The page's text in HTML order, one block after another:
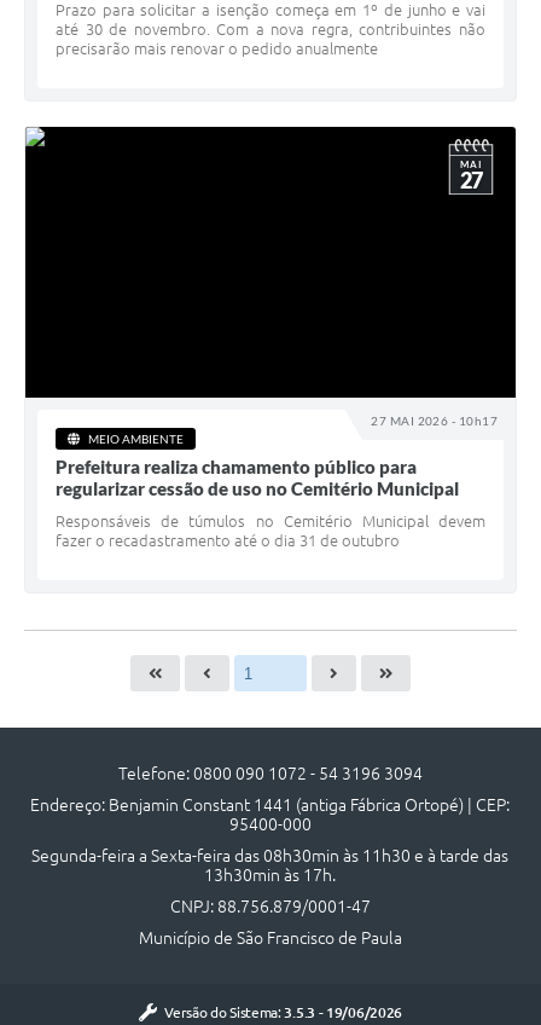
Prazo para solicitar a isenção começa em 1º de junho e vai
até 30 de novembro. Com a nova regra, contribuintes não
precisarão mais renovar o pedido anualmente
27 MAI 2026 - 10h17
MAI
27
MEIO AMBIENTE
Prefeitura realiza chamamento público para
regularizar cessão de uso no Cemitério Municipal
Responsáveis de túmulos no Cemitério Municipal devem
fazer o recadastramento até o dia 31 de outubro
Telefone: 0800 090 1072 - 54 3196 3094
Endereço: Benjamin Constant 1441 (antiga Fábrica Ortopé) | CEP:
95400-000
Segunda-feira a Sexta-feira das 08h30min às 11h30 e à tarde das
13h30min às 17h.
CNPJ: 88.756.879/0001-47
Município de São Francisco de Paula
Versão do Sistema: 3.5.3 - 19/06/2026